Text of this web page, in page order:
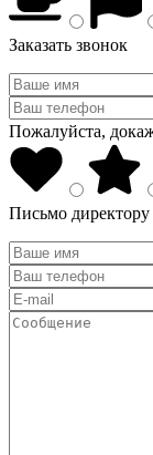
Заказать звонок
Пожалуйста,
Письмо директору